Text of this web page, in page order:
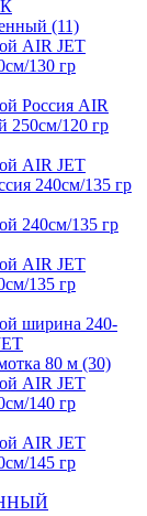
(11)
AIR JET
130 гр
Россия AIR
250см/120 гр
AIR JET
240см/135 гр
240см/135 гр
AIR JET
135 гр
ширина 240-
80 м (30)
AIR JET
140 гр
AIR JET
145 гр